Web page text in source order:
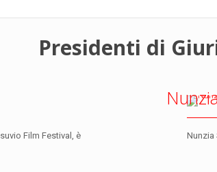
Presidenti di
Film Festival, è
Nunzia